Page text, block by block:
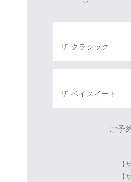
ザ クラシック
ザ ベイスイート
ご予
【
【